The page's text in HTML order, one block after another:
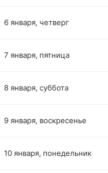
6 января, четверг
7 января, пятница
8 января, суббота
9 января, воскресенье
10 января, понедельник